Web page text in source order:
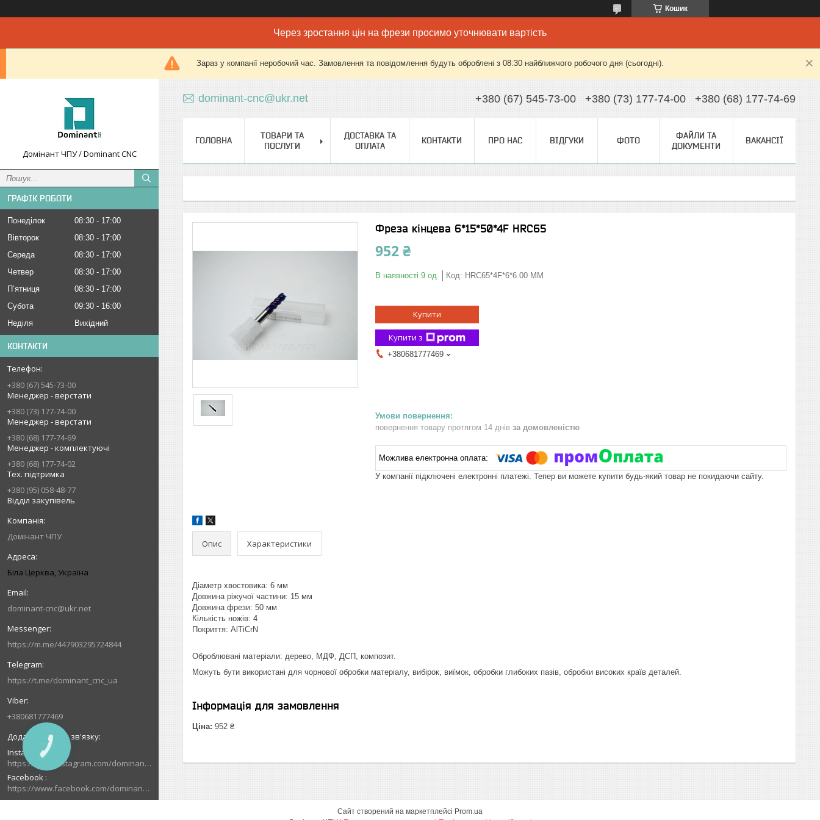
Кошик
Через зростання цін на фрези просимо уточнювати вартість
Зараз у компанії неробочий час. Замовлення та повідомлення будуть оброблені з 08:30 найближчого робочого дня (сьогодні).
Домінант ЧПУ / Dominant CNC
ГРАФІК РОБОТИ
Понеділок 08:30
17:00
Вівторок
08:30
17:00
Середа
08:30
17:00
Четвер
08:30
17:00
Пʼятниця
08:30
17:00
Субота
09:30
16:00
Неділя
Вихідний
КОНТАКТИ
+380 (67) 545-73-00
Менеджер - верстати
+380 (73) 177-74-00
Менеджер - верстати
+380 (68) 177-74-69
Менеджер - комплектуючі
+380 (68) 177-74-02
Тех. підтримка
+380 (95) 058-48-77
Відділ закупівель
Домінант ЧПУ
Біла Церква, Україна
dominant-cnc@ukr.net
https://m.me/447903295724844
https://t.me/dominant_cnc_ua
+380681777469
Instagram
https://www.instagram.com/dominant_cnc
Facebook
https://www.facebook.com/dominantcnc
dominant-cnc@ukr.net +380 (67) 545-73-00 +380 (73) 177-74-00 +380 (68) 177-74-69
ГОЛОВНА
ТОВАРИ ТА
ПОСЛУГИ
ДОСТАВКА ТА
ОПЛАТА
КОНТАКТИ ПРО НАС ВІДГУКИ ФОТО
ФАЙЛИ ТА
ДОКУМЕНТИ
ВАКАНСІЇ
Фреза кінцева 6*15*50*4F HRC65
952 ₴
В наявності 9 од. Код: HRC65*4F*6*6.00 MM
Купити
Купити з
+380681777469
повернення товару протягом 14 днів за домовленістю
У компанії підключені електронні платежі. Тепер ви можете купити будь-який товар не покидаючи сайту.
Опис Характеристики
Діаметр хвостовика: 6 мм
Довжина ріжучої частини: 15 мм
Довжина фрези: 50 мм
Кількість ножів: 4
Покриття: AlTiCrN
Оброблювані матеріали: дерево, МДФ, ДСП, композит.
Можуть бути використані для чорнової обробки матеріалу, вибірок, виїмок, обробки глибоких пазів, обробки високих країв деталей.
Інформація для замовлення
Ціна: 952 ₴
Сайт створений на маркетплейсі Prom.ua
КНОПКА
ЗВ'ЯЗКУ